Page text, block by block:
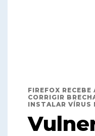
FIREFOX
CORRIGIR
INSTALAR VÍRUS